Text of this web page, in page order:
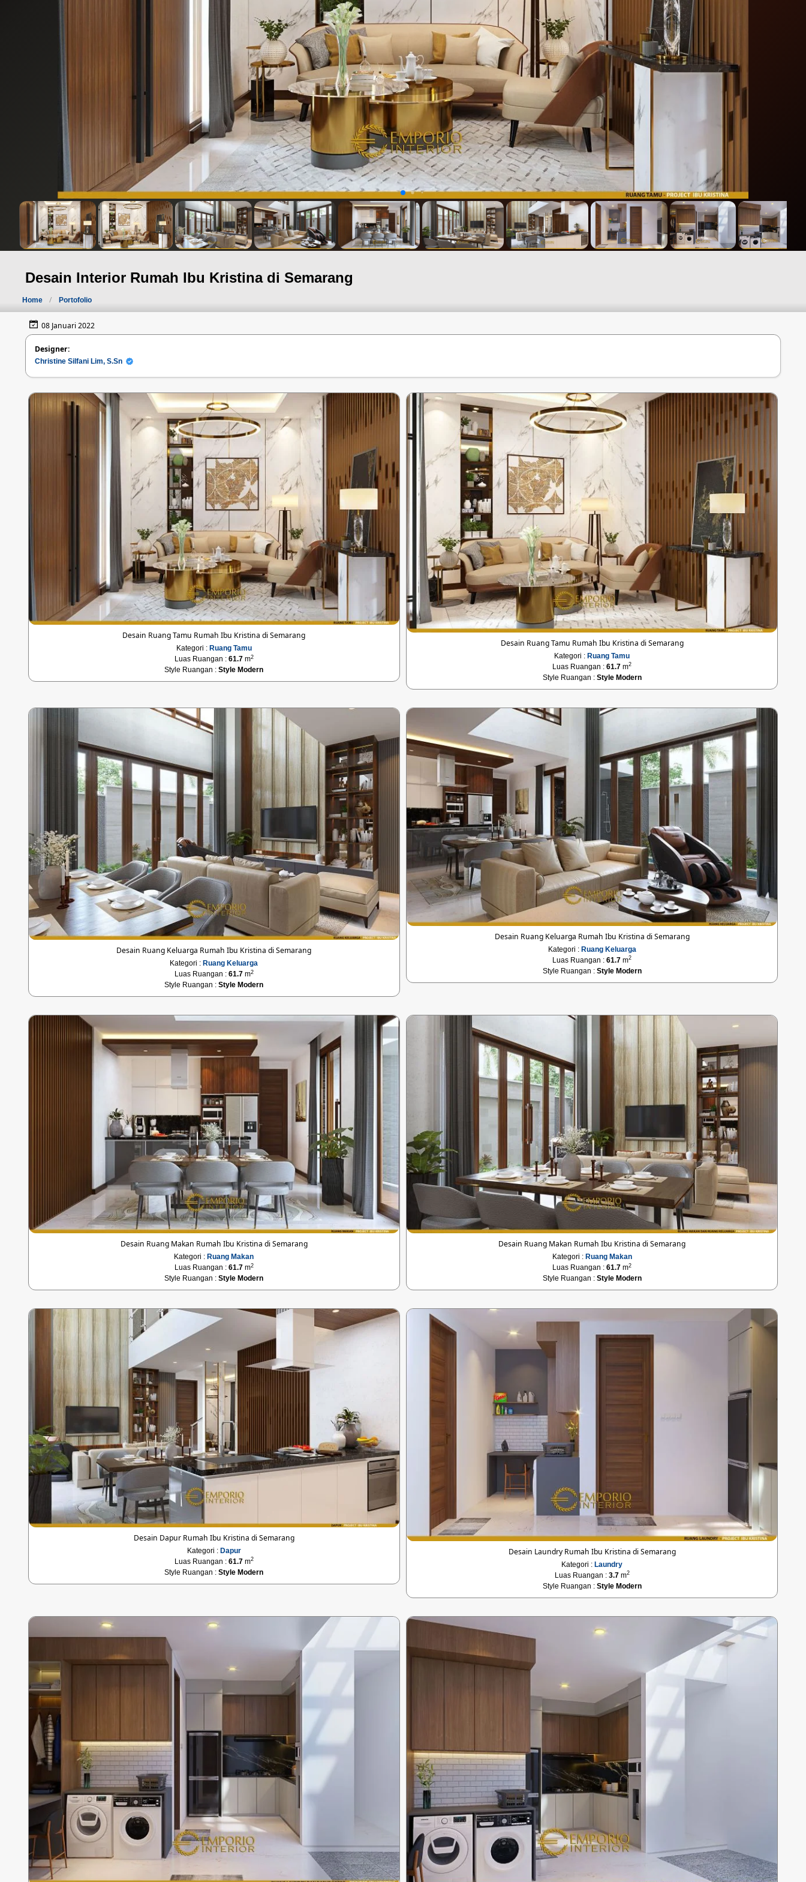
Desain Interior Rumah Ibu Kristina di Semarang
Home Portofolio
08 Januari 2022
Designer:
Christine Silfani Lim, S.Sn
Desain Ruang Tamu Rumah Ibu Kristina di Semarang
Kategori : Ruang Tamu
Luas Ruangan : 61.7m2
Style Ruangan :Style Modern
Desain Ruang Tamu Rumah Ibu Kristina di Semarang
Kategori :Ruang Tamu
Luas Ruangan :61.7 m2
Style Ruangan : Style Modern
Desain Ruang Keluarga Rumah Ibu Kristina di Semarang
Kategori : Ruang Keluarga
Luas Ruangan : 61.7m2
Style Ruangan :Style Modern
Desain Ruang Keluarga Rumah Ibu Kristina di Semarang
Kategori : Ruang Keluarga
Luas Ruangan :61.7 m2
Style Ruangan : Style Modern
Desain Ruang Makan Rumah Ibu Kristina di Semarang
Kategori : Ruang Makan
Luas Ruangan : 61.7m2
Style Ruangan :Style Modern
Desain Ruang Makan Rumah Ibu Kristina di Semarang
Kategori : Ruang Makan
Luas Ruangan :61.7 m2
Style Ruangan : Style Modern
Desain Dapur Rumah Ibu Kristina di Semarang
Kategori : Dapur
Luas Ruangan : 61.7m2
Style Ruangan :Style Modern
Desain Laundry Rumah Ibu Kristina di Semarang
Kategori : Laundry
Luas Ruangan : 3.7m2
Style Ruangan : Style Modern